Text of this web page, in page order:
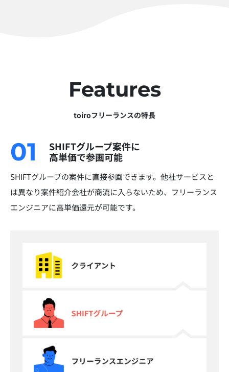
Features
toiroフリーランスの特長
01
SHIFTグループ案件に
高単価で参画可能
SHIFTグループの案件に直接参画できます。他社サービスと
は異なり案件紹介会社が商流に入らないため、フリーランス
エンジニアに高単価還元が可能です。​​